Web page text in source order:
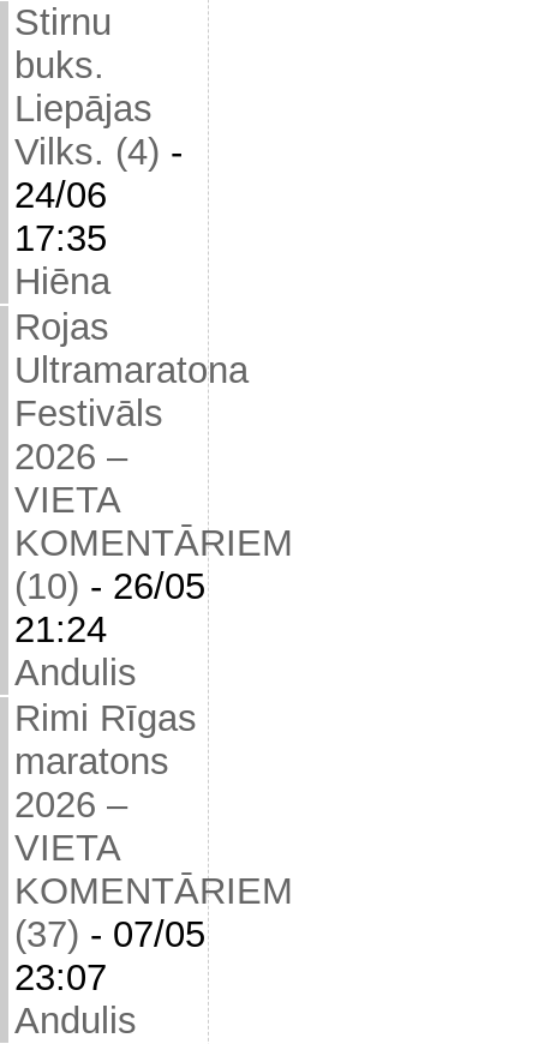
Stirnu
buks.
Liepājas
Vilks. (4) -
24/06
17:35
Hiēna
Rojas
Ultramaratona
Festivāls
2026 –
VIETA
KOMENTĀRIEM
(10) - 26/05
21:24
Andulis
Rimi Rīgas
maratons
2026 –
VIETA
KOMENTĀRIEM
(37) - 07/05
23:07
Andulis